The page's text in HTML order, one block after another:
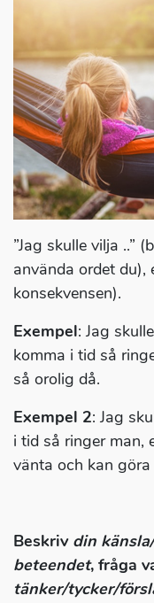
”Jag skulle vilja ..”
använda ordet
konsekvensen).
Exempel: Jag
komma i tid så
så orolig då.
Exempel 2: Jag
i tid så ringer man,
vänta och kan
Beskriv din
beteendet, fråga
tänker/tycker/